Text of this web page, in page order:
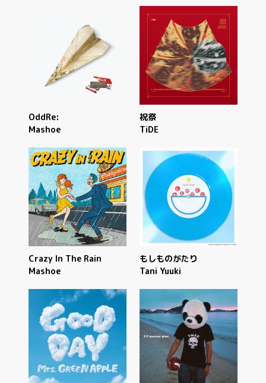
OddRe:
Mashoe
祝祭
TiDE
Crazy In The Rain
Mashoe
もしものがたり
Tani Yuuki